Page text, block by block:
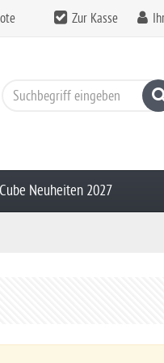
Zur Kasse
Cube Neuheiten 2027